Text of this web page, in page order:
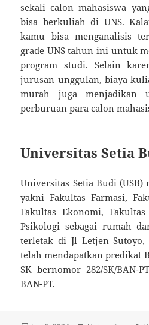
sekali calon mahasiswa
bisa berkuliah di UNS.
kamu bisa menganalisis
grade UNS tahun ini untuk
program studi. Selain
jurusan unggulan, biaya
murah juga menjadikan
perburuan para calon
Universitas Setia
Universitas Setia Budi
yakni Fakultas Farmasi,
Fakultas Ekonomi,
Psikologi sebagai rumah
terletak di Jl Letjen Sutoyo,
telah mendapatkan predikat
SK bernomor 282/SK/BAN-
BAN-PT.